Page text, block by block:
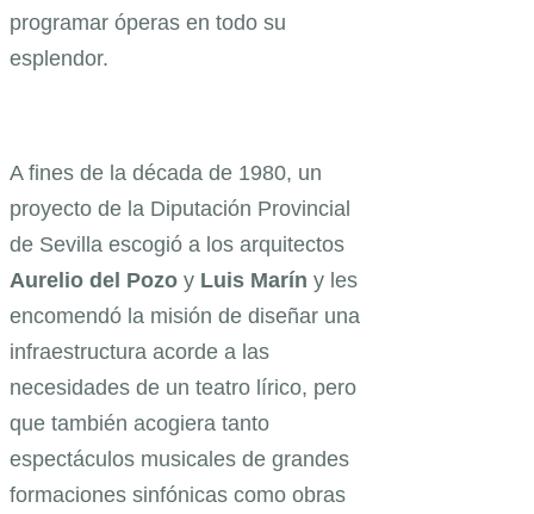
programar óperas en todo su
esplendor.
A fines de la década de 1980, un
proyecto de la Diputación Provincial
de Sevilla escogió a los arquitectos
Aurelio del Pozo y Luis Marín y les
encomendó la misión de diseñar una
infraestructura acorde a las
necesidades de un teatro lírico, pero
que también acogiera tanto
espectáculos musicales de grandes
formaciones sinfónicas como obras